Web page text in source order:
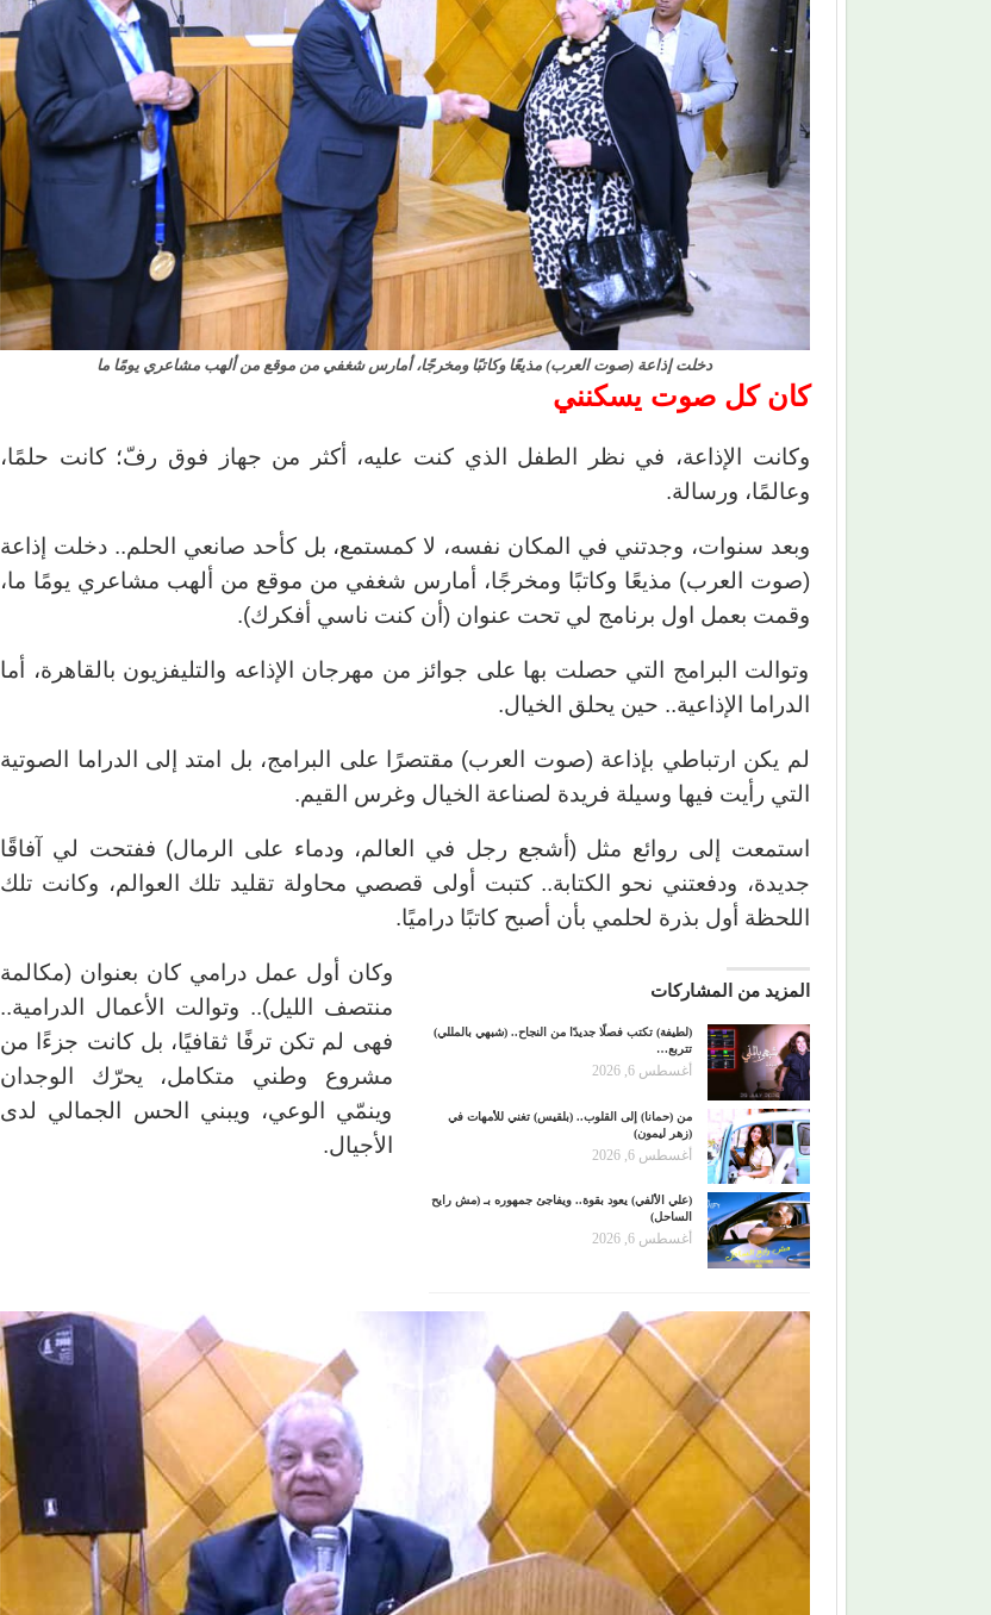
دخلت إذاعة (صوت العرب) مذيعًا وكاتبًا ومخرجًا، أمارس شغفي من موقع من ألهب مشاعري يومًا ما
كان كل صوت يسكنني
وكانت الإذاعة، في نظر الطفل الذي كنت عليه، أكثر من جهاز فوق رفّ؛ كانت حلمًا،
وعالمًا، ورسالة.
وبعد سنوات، وجدتني في المكان نفسه، لا كمستمع، بل كأحد صانعي الحلم.. دخلت إذاعة
(صوت العرب) مذيعًا وكاتبًا ومخرجًا، أمارس شغفي من موقع من ألهب مشاعري يومًا ما،
وقمت بعمل اول برنامج لي تحت عنوان (أن كنت ناسي أفكرك).
وتوالت البرامج التي حصلت بها على جوائز من مهرجان الإذاعه والتليفزيون بالقاهرة، أما
الدراما الإذاعية.. حين يحلق الخيال.
لم يكن ارتباطي بإذاعة (صوت العرب) مقتصرًا على البرامج، بل امتد إلى الدراما الصوتية
التي رأيت فيها وسيلة فريدة لصناعة الخيال وغرس القيم.
استمعت إلى روائع مثل (أشجع رجل في العالم، ودماء على الرمال) ففتحت لي آفاقًا
جديدة، ودفعتني نحو الكتابة.. كتبت أولى قصصي محاولة تقليد تلك العوالم، وكانت تلك
اللحظة أول بذرة لحلمي بأن أصبح كاتبًا دراميًا.
المزيد من المشاركات
(لطيفة) تكتب فصلًا جديدًا من النجاح.. (شبهي بالمللي)
تتربع…
أغسطس 6, 2026
من (حمانا) إلى القلوب.. (بلقيس) تغني للأمهات في
(زهر ليمون)
أغسطس 6, 2026
(علي الألفي) يعود بقوة.. ويفاجئ جمهوره بـ (مش رايح
الساحل)
أغسطس 6, 2026
وكان أول عمل درامي كان بعنوان (مكالمة
منتصف الليل).. وتوالت الأعمال الدرامية..
فهى لم تكن ترفًا ثقافيًا، بل كانت جزءًا من
مشروع وطني متكامل، يحرّك الوجدان
وينمّي الوعي، ويبني الحس الجمالي لدى
الأجيال.